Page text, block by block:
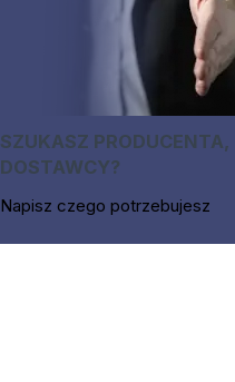
SZUKASZ PRODUCENTA,
DOSTAWCY?
Napisz czego potrzebujesz